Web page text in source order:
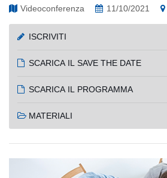
Videoconferenza 11/10/2021
ISCRIVITI
SCARICA IL SAVE THE DATE
SCARICA IL PROGRAMMA
MATERIALI